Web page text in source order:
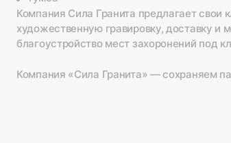
Компания Сила Гранита предлагает свои
художественную гравировку, доставку и
благоустройство мест захоронений под
Компания «Сила Гранита» — сохраняем